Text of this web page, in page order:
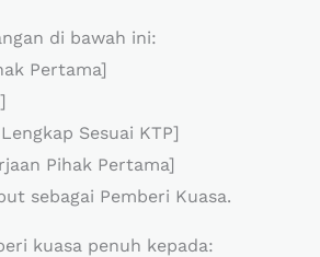
di bawah ini:
Pertama]
Sesuai KTP]
Pihak Pertama]
sebagai Pemberi Kuasa.
kuasa penuh kepada: